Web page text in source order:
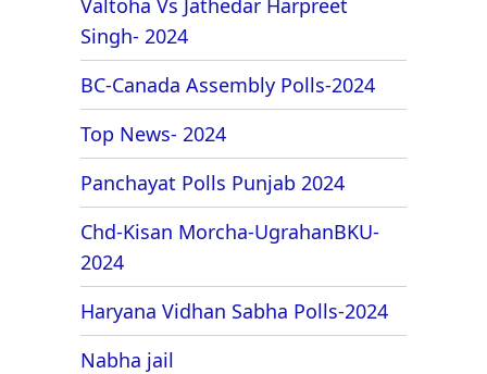
Singh- 2024
BC-Canada Assembly Polls-2024
Top News- 2024
Panchayat Polls Punjab 2024
Chd-Kisan Morcha-UgrahanBKU-
2024
Haryana Vidhan Sabha Polls-2024
Nabha jail